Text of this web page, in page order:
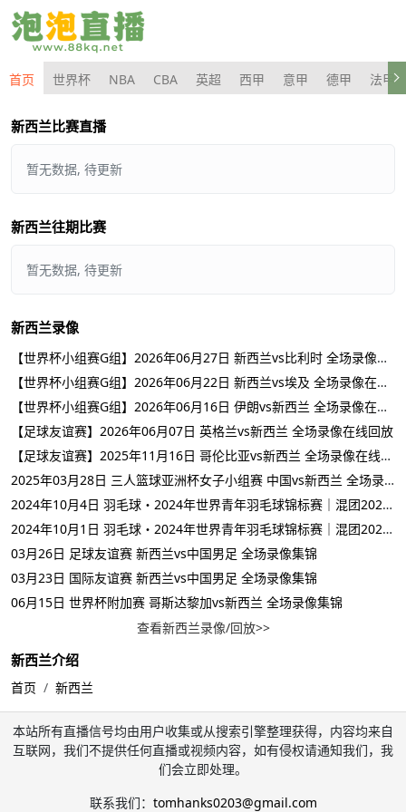
首页 世界杯 NBA CBA 英超 西甲 意甲 德甲 法甲
新西兰比赛直播
暂无数据, 待更新
新西兰往期比赛
暂无数据, 待更新
新西兰录像
【世界杯小组赛G组】2026年06月27日 新西兰vs比利时 全场录像在线回放
【世界杯小组赛G组】2026年06月22日 新西兰vs埃及 全场录像在线回放
【世界杯小组赛G组】2026年06月16日 伊朗vs新西兰 全场录像在线回放
【足球友谊赛】2026年06月07日 英格兰vs新西兰 全场录像在线回放
【足球友谊赛】2025年11月16日 哥伦比亚vs新西兰 全场录像在线回放
2025年03月28日 三人篮球亚洲杯女子小组赛 中国vs新西兰 全场录像回放
2024年10月4日 羽毛球・2024年世界青年羽毛球锦标赛｜混团2024世界青年羽毛球混团锦标赛 中国香港 VS 新西兰
2024年10月1日 羽毛球・2024年世界青年羽毛球锦标赛｜混团2024世界青年羽毛球混团锦标赛 丹麦 VS 新西兰
03月26日 足球友谊赛 新西兰vs中国男足 全场录像集锦
03月23日 国际友谊赛 新西兰vs中国男足 全场录像集锦
06月15日 世界杯附加赛 哥斯达黎加vs新西兰 全场录像集锦
查看新西兰录像/回放>>
新西兰介绍
首页 新西兰
本站所有直播信号均由用户收集或从搜索引擎整理获得，内容均来自
互联网，我们不提供任何直播或视频内容，如有侵权请通知我们，我
们会立即处理。
联系我们： tomhanks0203@gmail.com